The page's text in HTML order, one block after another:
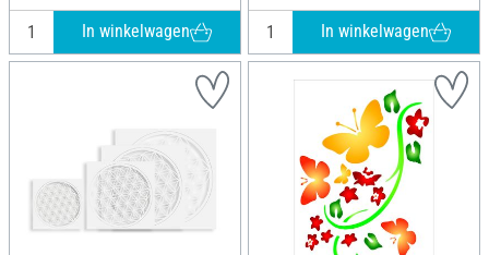
In winkelwagen In winkelwagen